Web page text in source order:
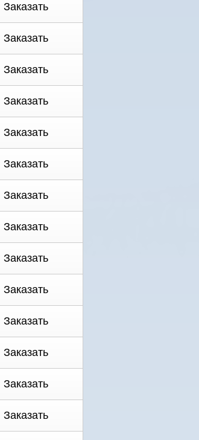
Заказать
Заказать
Заказать
Заказать
Заказать
Заказать
Заказать
Заказать
Заказать
Заказать
Заказать
Заказать
Заказать
Заказать